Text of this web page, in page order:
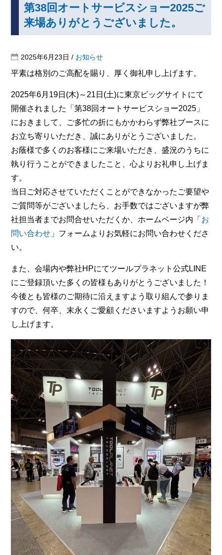
第38回オートサービスショー2025ご
来場ありがとうございました。
2025年6月23日 / お知らせ
平素は格別のご高配を賜り、厚く御礼申し上げます。
2025年6月19日(木)～21日(土)に東京ビッグサイトにて
開催されました「第38回オートサービスショー2025」
におきまして、ご多忙の折にもかかわらず弊社ブースに
お立ち寄りいただき、誠にありがとうございました。
お蔭様で多くのお客様にご来場いただき、盛況のうちに
執り行うことができましたこと、心よりお礼申し上げま
す。
当日ご対応させていただくことができなかったご要望や
ご質問等がございましたら、お手数ではございますが弊
社担当者までお問合せいただくか、ホームページ内「 お
問い合わせ 」フォームよりお気軽にお問い合わせくださ
い。
また、会場内や弊社HPにてツールプラネット公式LINE
にご登録頂いた多くの皆様もありがとうございました！
今後とも皆様のご期待に沿えますよう取り組んで参りま
すので、何卒、末永くご愛顧くださいますようお願い申
し上げます。